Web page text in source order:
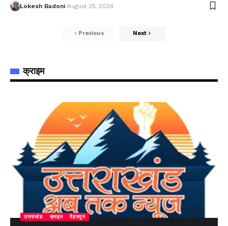
Lokesh Badoni August 25, 2024
Previous Next
क्राइम
उत्तराखंड क्राइम देहरादून